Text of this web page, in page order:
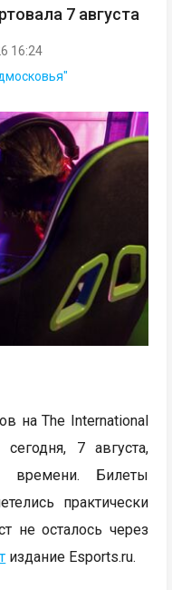
7 августа
16:24
на The International
7 августа,
Билеты
практически
не осталось через
издание Esports.ru.